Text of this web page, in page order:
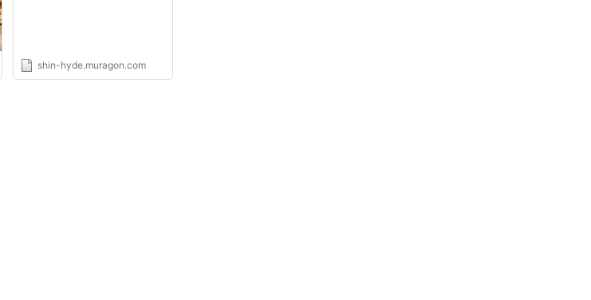
べ歩き)
shin-hyde.muragon.com